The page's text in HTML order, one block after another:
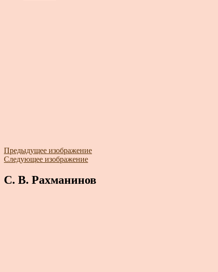
Предыдущее изображение
Следующее изображение
С. В. Рахманинов